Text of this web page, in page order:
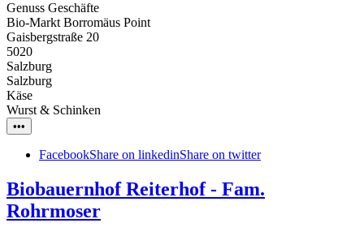
Genuss Geschäfte
Bio-Markt Borromäus Point
Gaisbergstraße 20
5020
Salzburg
Salzburg
Käse
Wurst & Schinken
•••
FacebookShare on linkedinShare on twitter
Biobauernhof Reiterhof - Fam.
Rohrmoser